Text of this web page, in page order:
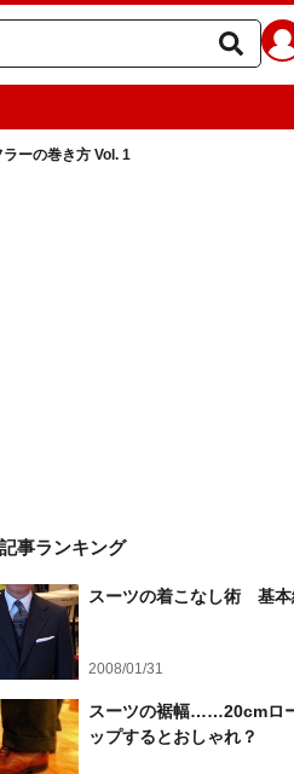
ーの巻き方 Vol. 1
事ランキング
スーツの着こなし術 基本
2008/01/31
スーツの裾幅……20cmロ
ップするとおしゃれ？